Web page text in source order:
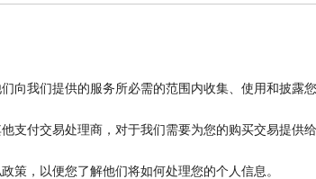
向我们提供的服务所必需的范围内收集、使用和披露您
支付交易处理商，对于我们需要为您的购买交易提供
策，以便您了解他们将如何处理您的个人信息。